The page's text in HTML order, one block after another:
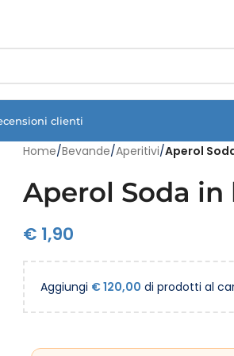
clienti
Home/Bevande/Aperitivi/Aperol
Aperol Soda
€ 1,90
Aggiungi €120,00 di prodotti al